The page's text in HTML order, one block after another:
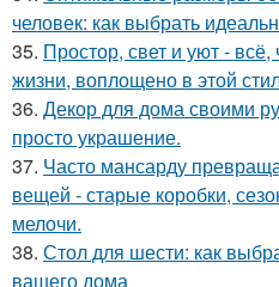
человек: как выбрать
35. Простор, свет и уют -
жизни, воплощено в этой
36. Декор для дома своими
просто украшение.
37. Часто мансарду
вещей - старые коробки,
мелочи.
38. Стол для шести: как
вашего дома